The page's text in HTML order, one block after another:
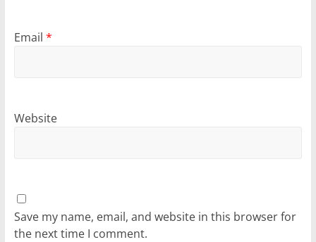
Email *
Website
Save my name, email, and website in this browser for
the next time I comment.